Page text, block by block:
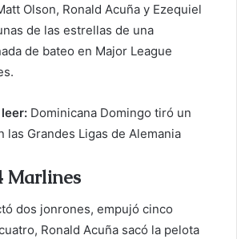
r
u
n
c
r
r
e
Olson, Ronald Acuña y Ezequiel
de las estrellas de una
de bateo en Major League
Dominicana Domingo tiró un
las Grandes Ligas de Alemania
Marlines
dos jonrones, empujó cinco
Ronald Acuña sacó la pelota